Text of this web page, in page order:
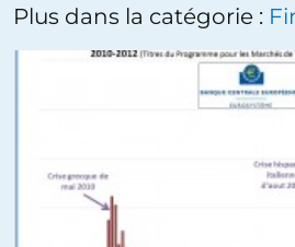
fait tout au nucléaire qui coûte « presque
Et puis SeaFrance, ca va donner
10.01.2012 à 07h18
Pas pu répondre. Je voulais indiquer «
France a perdu son triple A
Plus dans la catégorie :